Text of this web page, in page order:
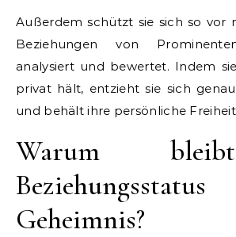
Außerdem schützt sie sich so vor
Beziehungen von
analysiert und bewertet. Indem
privat hält, entzieht sie sich
und behält ihre persönliche
Warum
Geheimnis?